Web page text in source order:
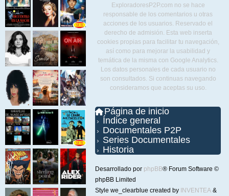
ExploradoresP2P.com no se hace
responsable de los comentarios u otras
acciones de los usuarios. Reservado el
derecho de admisión. Esta web inserta
cookies propias para facilitar tu navegación,
así como para mejorar la usabilidad y
temática de la misma con Google Analytics.
Los datos personales de cada usuario no
son consultados. Si continuas navegando
consideramos que aceptas su uso.
Página de inicio
Índice general
Documentales P2P
Series Documentales
Historia
Desarrollado por phpBB® Forum Software ©
phpBB Limited
Style we_clearblue created by INVENTEA &